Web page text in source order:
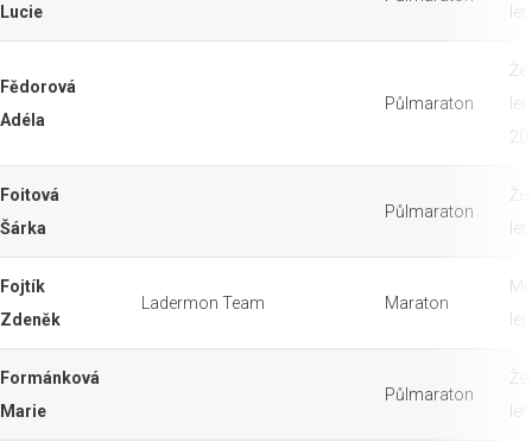
Lucie
Fědorová
Adéla
Půlmaraton
Foitová
Šárka
Půlmaraton
Fojtík
Zdeněk
Ladermon Team Maraton
Formánková
Marie
Půlmaraton